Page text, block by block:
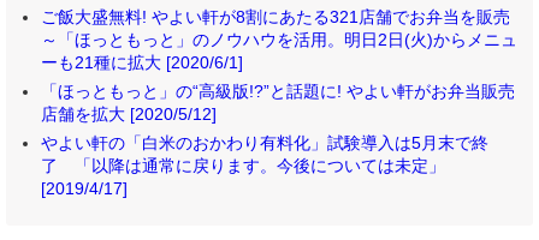
ご飯大盛無料! やよい軒が8割にあたる321店舗でお弁当を販売
～「ほっともっと」のノウハウを活用。明日2日(火)からメニュ
ーも21種に拡大 [2020/6/1]
「ほっともっと」の“高級版!?”と話題に! やよい軒がお弁当販売
店舗を拡大 [2020/5/12]
やよい軒の「白米のおかわり有料化」試験導入は5月末で終
了 「以降は通常に戻ります。今後については未定」
[2019/4/17]